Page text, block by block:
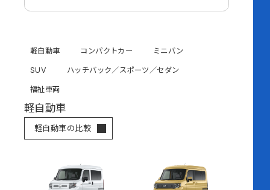
軽自動車 コンパクトカー ミニバン
SUV ハッチバック／スポーツ／セダン
福祉車両
軽自動車
軽自動車の比較